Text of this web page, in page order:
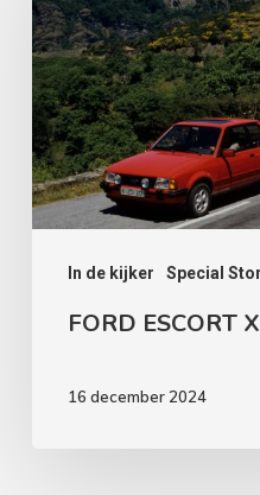
In de kijker Special
XR3i
FORD ESCORT
16 december 2024